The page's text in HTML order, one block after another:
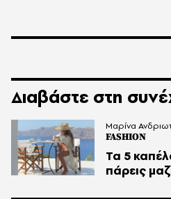
Διαβάστε στη
FASHION
Τα 5
πάρεις
Μαρίνα